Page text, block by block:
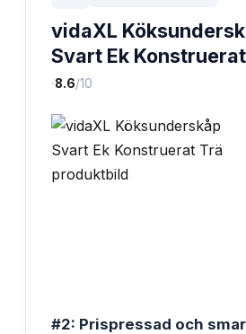
vidaXL
Svart Ek
·8.6/10
#2: Prispressad och